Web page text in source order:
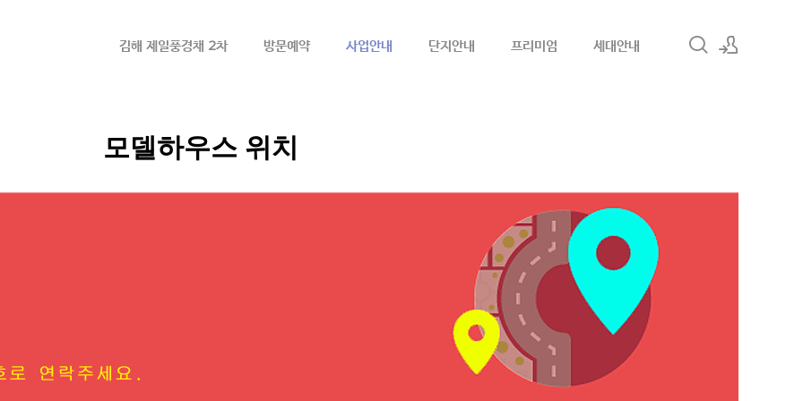
김해 제일풍경채 2차 방문예약 사업안내 단지안내 프리미엄 세대안내
모델하우스 위치